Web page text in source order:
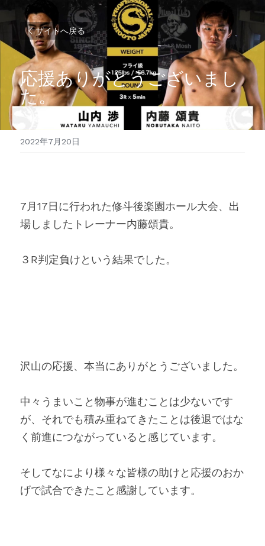
サイトへ戻る
応援ありがとうございまし
た。
2022年7月20日
7月17日に行われた修斗後楽園ホール大会、出
場しましたトレーナー内藤頌貴。
３R判定負けという結果でした。
沢山の応援、本当にありがとうございました。
中々うまいこと物事が進むことは少ないです
が、それでも積み重ねてきたことは後退ではな
く前進につながっていると感じています。
そしてなにより様々な皆様の助けと応援のおか
げで試合できたこと感謝しています。